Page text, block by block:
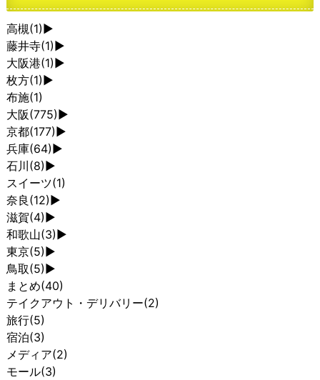
高槻(1) ►
藤井寺(1) ►
大阪港(1) ►
枚方(1) ►
布施(1)
大阪(775) ►
京都(177) ►
兵庫(64) ►
石川 (8) ►
スイーツ(1)
奈良 (12) ►
滋賀(4) ►
和歌山(3) ►
東京(5) ►
鳥取(5) ►
まとめ(40)
テイクアウト・デリバリー(2)
旅行(5)
宿泊(3)
メディア(2)
モール(3)